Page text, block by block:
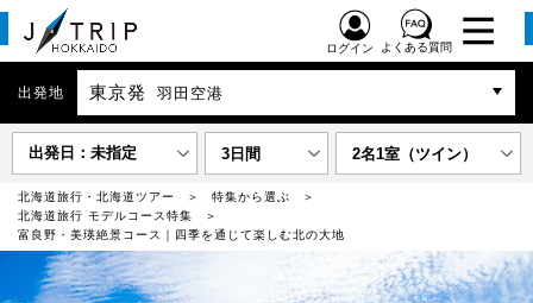
ログイン よくある質問
出発地 東京発 羽田空港
出発日：未指定 3日間 2名1室（ツイン）
北海道旅行・北海道ツアー
特集から選ぶ
北海道旅行 モデルコース特集
富良野・美瑛絶景コース｜四季を通じて楽しむ北の大地